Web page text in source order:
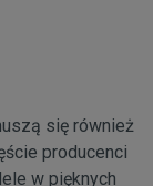
się również
producenci
w pięknych